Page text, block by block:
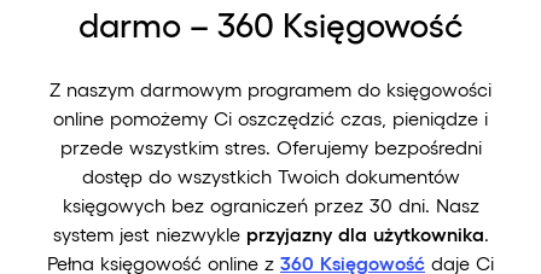
darmo – 360 Księgowość
Z naszym darmowym programem do księgowości
online pomożemy Ci oszczędzić czas, pieniądze i
przede wszystkim stres. Oferujemy bezpośredni
dostęp do wszystkich Twoich dokumentów
księgowych bez ograniczeń przez 30 dni. Nasz
system jest niezwykle przyjazny dla użytkownika.
Pełna księgowość online z 360 Księgowość daje Ci